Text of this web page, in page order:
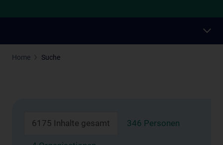
Home Suche
6175 Inhalte gesamt 346 Personen